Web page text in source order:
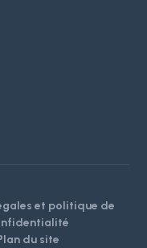
et politique de
du site